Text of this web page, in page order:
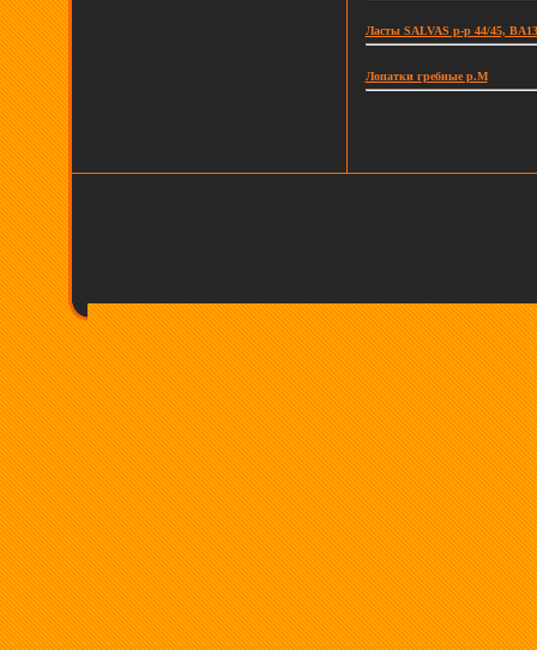
Ласты SALVAS р-р 44/45,
Лопатки гребные р.М